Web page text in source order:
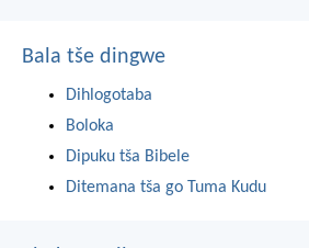
Bala tše dingwe
Dihlogotaba
Boloka
Dipuku tša Bibele
Ditemana tša go Tuma Kudu